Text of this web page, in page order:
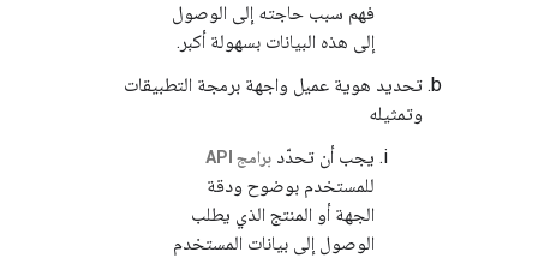
فهم سبب حاجته إلى الوصول
إلى هذه البيانات بسهولة أكبر.
تحديد هوية عميل واجهة برمجة التطبيقات
وتمثيله
يجب أن تحدّد برامج API
للمستخدم بوضوح ودقة
الجهة أو المنتج الذي يطلب
الوصول إلى بيانات المستخدم